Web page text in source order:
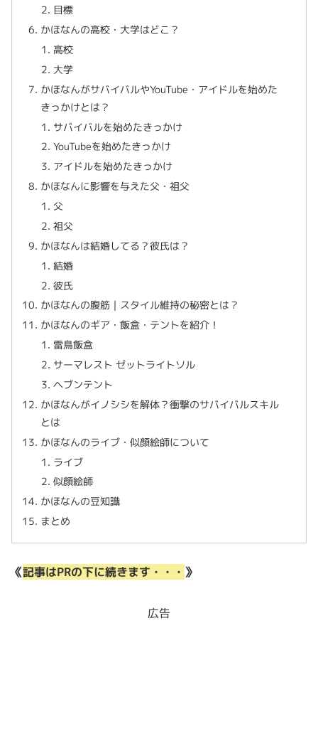
目標
かほなんの高校・大学はどこ？
高校
大学
かほなんがサバイバルやYouTube・アイドルを始めた
きっかけとは？
サバイバルを始めたきっかけ
YouTubeを始めたきっかけ
アイドルを始めたきっかけ
かほなんに影響を与えた父・祖父
父
祖父
かほなんは結婚してる？彼氏は？
結婚
彼氏
かほなんの腹筋｜スタイル維持の秘密とは？
かほなんのギア・飯盒・テントを紹介！
雷鳥飯盒
サーマレスト ゼットライトソル
ヘブンテント
かほなんがイノシシを解体？衝撃のサバイバルスキル
とは
かほなんのライブ・似顔絵師について
ライブ
似顔絵師
かほなんの豆知識
まとめ
《記事はPRの下に続きます・・・ 》
広告